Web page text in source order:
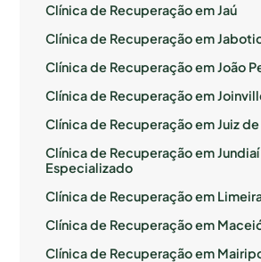
Clínica de Recuperação em Jaú
Clínica de Recuperação em
Clínica de Recuperação em João
Clínica de Recuperação em
Clínica de Recuperação em Juiz de
Clínica de Recuperação em
Especializado
Clínica de Recuperação em
Clínica de Recuperação em
Clínica de Recuperação em